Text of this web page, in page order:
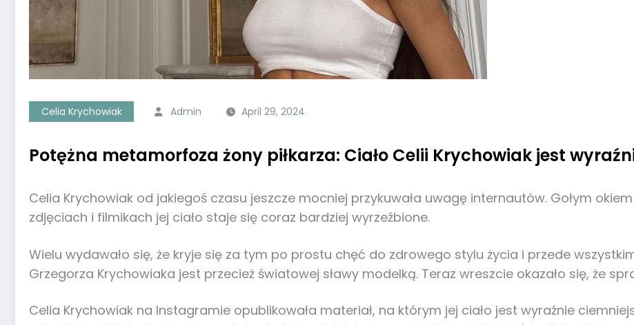
Celia Krychowiak Admin April 29, 2024
Potężna metamorfoza żony piłkarza: Ciało Celii Krychowiak jest
Celia Krychowiak od jakiegoś czasu jeszcze mocniej przykuwała uwagę internautów. Gołym
zdjęciach i filmikach jej ciało staje się coraz bardziej wyrzeźbione.
Wielu wydawało się, że kryje się za tym po prostu chęć do zdrowego stylu życia i przede
Grzegorza Krychowiaka jest przecież światowej sławy modelką. Teraz wreszcie okazało się, że
Celia Krychowiak na Instagramie opublikowała materiał, na którym jej ciało jest wyraźnie